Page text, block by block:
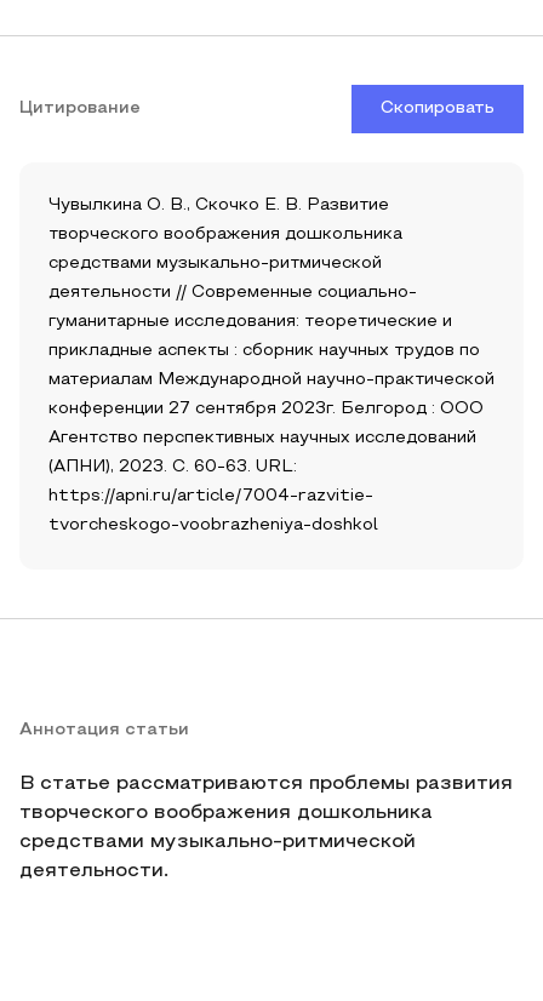
Цитирование Скопировать
Чувылкина О. В., Скочко Е. В. Развитие
творческого воображения дошкольника
средствами музыкально-ритмической
деятельности // Современные социально-
гуманитарные исследования: теоретические и
прикладные аспекты : сборник научных трудов по
материалам Международной научно-практической
конференции 27 сентября 2023г. Белгород : ООО
Агентство перспективных научных исследований
(АПНИ), 2023. С. 60-63. URL:
https://apni.ru/article/7004-razvitie-
tvorcheskogo-voobrazheniya-doshkol
Аннотация статьи
В статье рассматриваются проблемы развития
творческого воображения дошкольника
средствами музыкально-ритмической
деятельности.